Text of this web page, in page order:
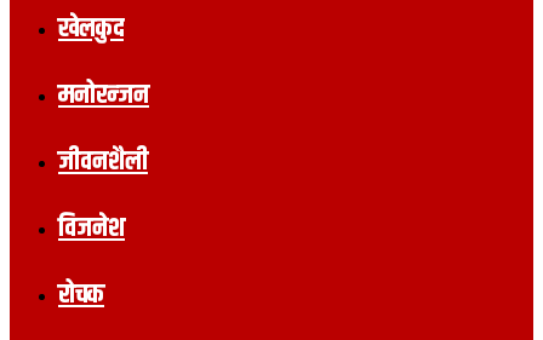
खेलकुद
मनोरन्जन
जीवनशैली
विजनेश
रोचक